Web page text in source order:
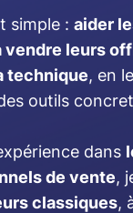
simple : aider
vendre leurs
technique, en
outils
dans
de vente,
classiques,